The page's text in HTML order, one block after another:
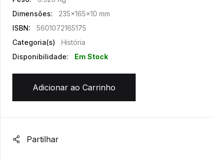
Dimensões:
235x165x10 mm
ISBN:
5601072165175
Categoria(s)
História
Disponibilidade:
Em Stock
Adicionar ao Carrinho
Partilhar